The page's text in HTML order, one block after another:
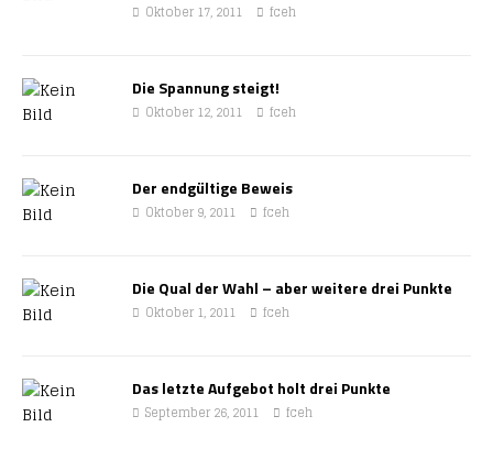
Oktober 17, 2011 fceh
Die Spannung steigt!
Oktober 12, 2011 fceh
Der endgültige Beweis
Oktober 9, 2011 fceh
Die Qual der Wahl – aber weitere drei Punkte
Oktober 1, 2011 fceh
Das letzte Aufgebot holt drei Punkte
September 26, 2011 fceh